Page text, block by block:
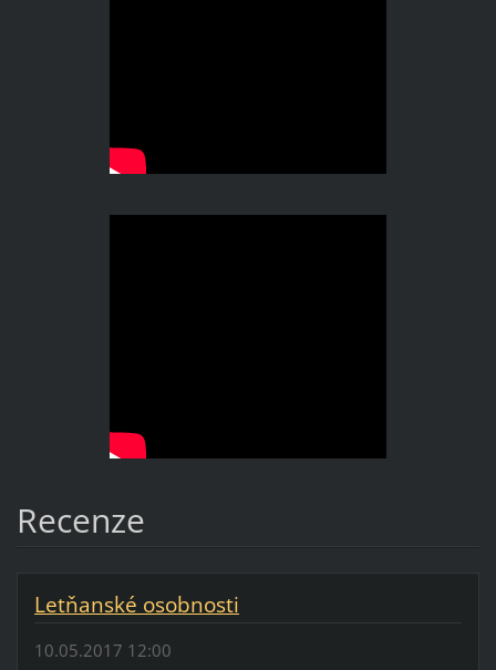
Recenze
Letňanské osobnosti
10.05.2017 12:00